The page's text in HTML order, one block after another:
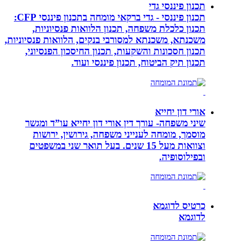
תכנון פיננסי גדי
תכנון פיננסי - גדי ברקאי מומחה בתכנון פיננסי CFP:
תכנון כלכלת משפחה, תכנון הלוואות פנסיוניות,
משכנתא, משכנתא למסורבי בנקים, הלוואות פנסיוניות,
תכנון חסכונות והשקעות, תכנון החיסכון הפנסיוני,
תכנון תיק הביטוח, תכנון פיננסי ועוד.
אורי דון יחייא
שיני משפחה- עורך דין אורי דון יחייא עו”ד ומגשר
מוסמך, מומחה לענייני משפחה, גירושין, ירושות
וצוואות מעל 15 שנים. בעל תואר שני במשפטים
ובפילוסופיה.
כרטיס לדוגמא
לדוגמא